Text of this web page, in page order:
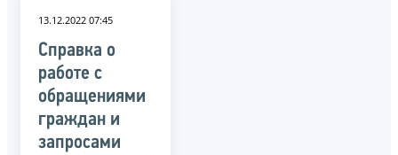
13.12.2022 07:45
Справка о
работе с
обращениями
граждан и
запросами